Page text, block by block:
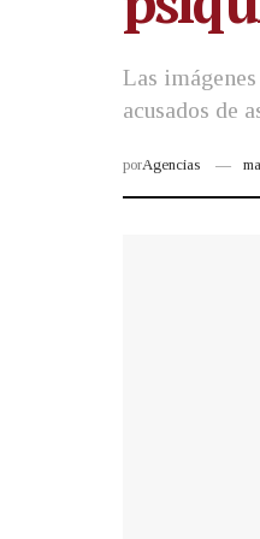
Las
acusados de
porAgencias